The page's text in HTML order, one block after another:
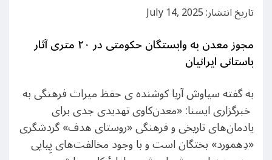
تاریخ انتشار: July 14, 2025
مجوز معدن به وابستگان حکومتی در ۲۰ متری آثار
باستانی ایرانیان
به گفته سیاوش آریا کوشنده ی حفظ میراث فرهنگی به
خبرگزاری ایسنا: «معدن‌کاوی تهدیدی جدی برای
یادمان‌های تاریخی و فرهنگی «روستای هدف» گردشگری
«دِهمورد» بختگان است و با وجود مخالفت‌های پِیاپی